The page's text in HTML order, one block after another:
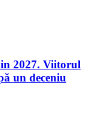
2027. Viitorul
un deceniu